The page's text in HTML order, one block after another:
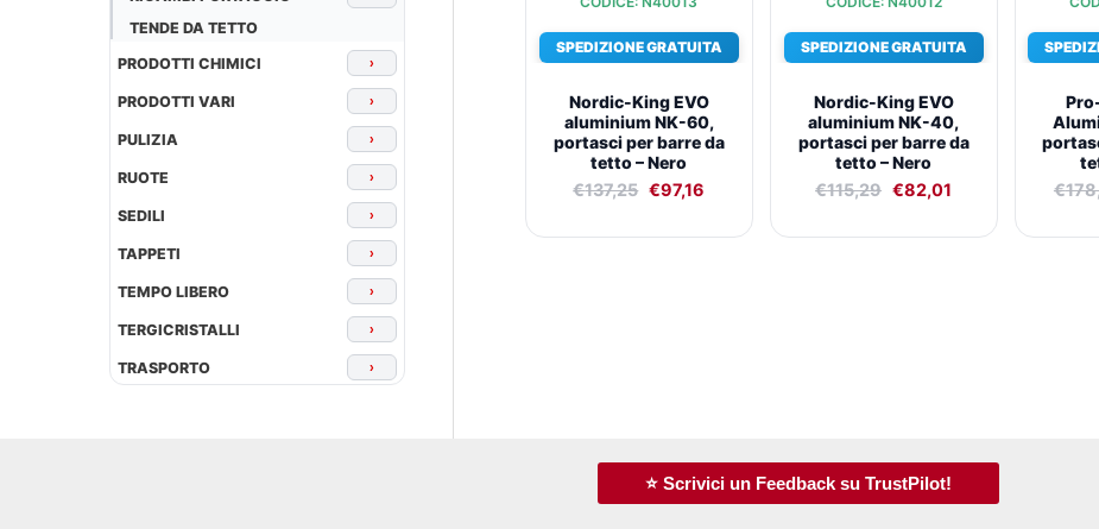
TENDE DA TETTO
PRODOTTI CHIMICI
›
PRODOTTI VARI ›
PULIZIA ›
RUOTE ›
SEDILI ›
TAPPETI ›
TEMPO LIBERO ›
TERGICRISTALLI ›
TRASPORTO ›
SPEDIZIONE GRATUITA
Nordic-King EVO
aluminium NK-60,
portasci per barre da
tetto – Nero
€137,25 €97,16
SPEDIZIONE GRATUITA
Nordic-King EVO
aluminium NK-40,
portasci per barre da
tetto – Nero
€115,29 €82,01
€
⭐ Scrivici un Feedback su TrustPilot!